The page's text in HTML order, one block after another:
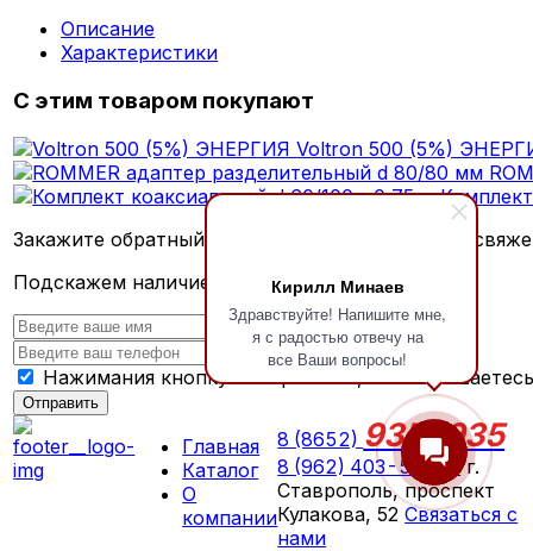
Кирилл Минаев
Здравствуйте! Напишите мне,
я с радостью отвечу на
все Ваши вопросы!
Описание
Характеристики
С этим товаром покупают
Voltron 500 (5%)
Закажите обратный звонок и наш консультант
Подскажем наличие и предложим скидку
Нажимания кнопку "Отправить", вы
Отправить
Главная
Каталог
О
компании
8 (8652) 935-935
8 (962) 403-59-35 г.
Ставрополь, проспект
Кулакова, 52Связаться с
нами